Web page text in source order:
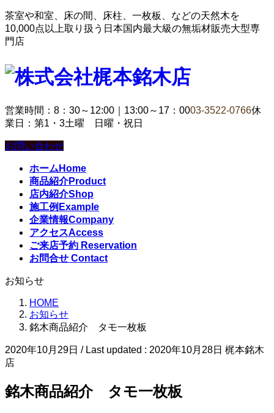
茶室や和室、床の間、床柱、一枚板、などの天然木を
10,000点以上取り扱う日本国内最大級の無垢材販売大型専
門店
営業時間：8：30～12:00｜13:00～17：0003-3522-0766休
業日：第1・3土曜 日曜・祝日
お問い合わせ
ホーム Home
商品紹介Product
店内紹介Shop
施工例 Example
企業情報Company
アクセスAccess
ご来店予約 Reservation
お問合せ Contact
お知らせ
HOME
お知らせ
銘木商品紹介 タモ一枚板
2020年10月29日 / Last updated : 2020年10月28日 梶本銘木
店
銘木商品紹介 タモ一枚板